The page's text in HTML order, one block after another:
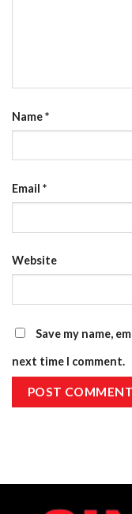
Name*
Email *
Website
Save my name,
next time I comment.